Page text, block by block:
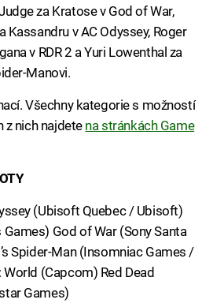
za Kratose v God of War,
Kassandru v AC Odyssey, Roger
v RDR 2 a Yuri Lowenthal za
Manovi.
Všechny kategorie s možností
z nich najdete na stránkách Game
(Ubisoft Quebec / Ubisoft)
God of War (Sony Santa
Spider-Man (Insomniac Games /
(Capcom) Red Dead
Games)